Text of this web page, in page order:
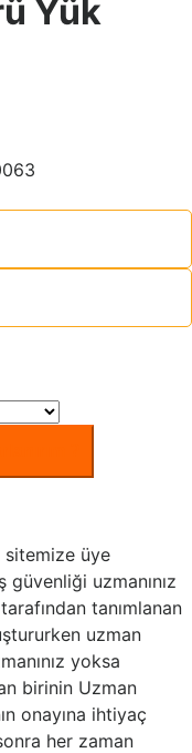
Yük
üye
güvenliği uzmanınız
tanımlanan
uzman
yoksa
birinin Uzman
onayına ihtiyaç
her zaman